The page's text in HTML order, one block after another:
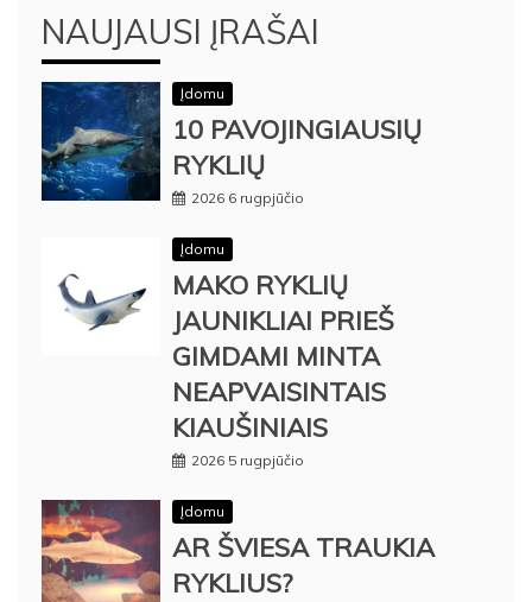
NAUJAUSI ĮRAŠAI
Įdomu
10 PAVOJINGIAUSIŲ
RYKLIŲ
2026 6 rugpjūčio
Įdomu
MAKO RYKLIŲ
JAUNIKLIAI PRIEŠ
GIMDAMI MINTA
NEAPVAISINTAIS
KIAUŠINIAIS
2026 5 rugpjūčio
Įdomu
AR ŠVIESA TRAUKIA
RYKLIUS?